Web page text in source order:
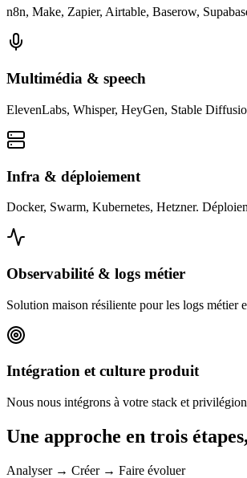
n8n, Make, Zapier, Airtable, Baserow,
Multimédia & speech
ElevenLabs, Whisper, HeyGen, Stable
Infra & déploiement
Docker, Swarm, Kubernetes, Hetzner.
Observabilité & logs métier
Solution maison résiliente pour les logs métier
Intégration et culture produit
Nous nous intégrons à votre stack et
Une approche en trois
Analyser → Créer → Faire évoluer